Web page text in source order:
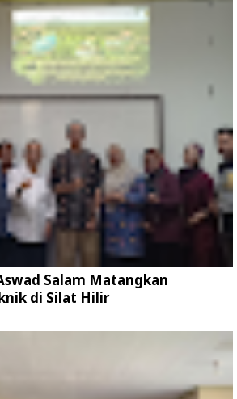
Salam Matangkan
di Silat Hilir